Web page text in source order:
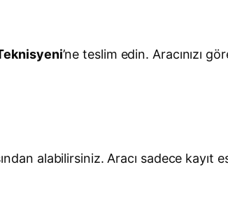
’ne teslim edin. Aracınızı
alabilirsiniz. Aracı sadece